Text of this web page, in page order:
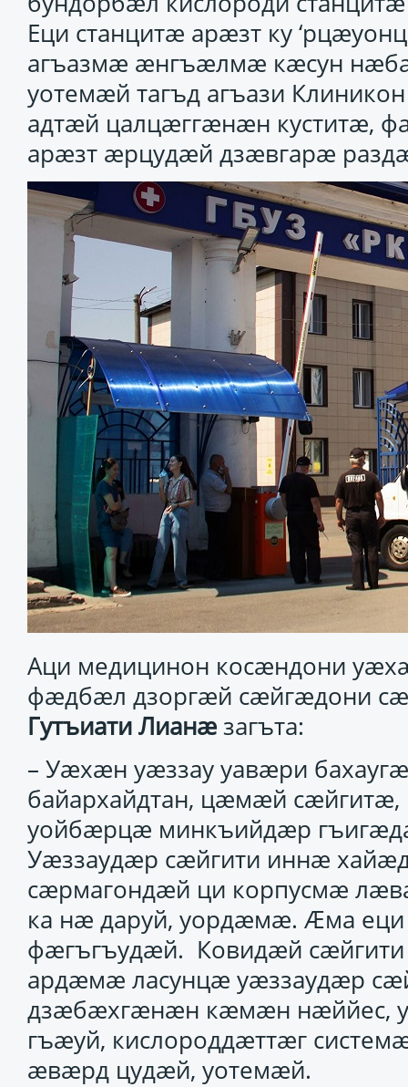
Еци станцитӕ арӕзт ку
агъазмӕ ӕнгъӕлмӕ кӕсун
уотемӕй тагъд агъази
адтӕй цалцӕггӕнӕн куститӕ,
арӕзт ӕрцудӕй дзӕвгарӕ
Аци медицинон косӕндони
фӕдбӕл дзоргӕй сӕйгӕдони
Гутъиати Лианӕзагъта:
– Уӕхӕн уӕззау уавӕри
байархайдтан, цӕмӕй
уойбӕрцӕ минкъийдӕр
Уӕззаудӕр сӕйгити иннӕ
сӕрмагондӕй ци корпусмӕ
ка нӕ даруй, уордӕмӕ. Ӕма
фӕгъгъудӕй. Ковидӕй
ардӕмӕ ласунцӕ уӕззаудӕр
дзӕбӕхгӕнӕн кӕмӕн нӕййес,
гъӕуй, кислороддӕттӕг
ӕвӕрд цудӕй, уотемӕй.